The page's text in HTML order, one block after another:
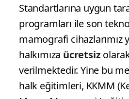
Standartlarına uygun
programları ile son
mamografi cihazlarımız
halkımıza ücretsiz
verilmektedir. Yine bu
halk eğitimleri, KKMM